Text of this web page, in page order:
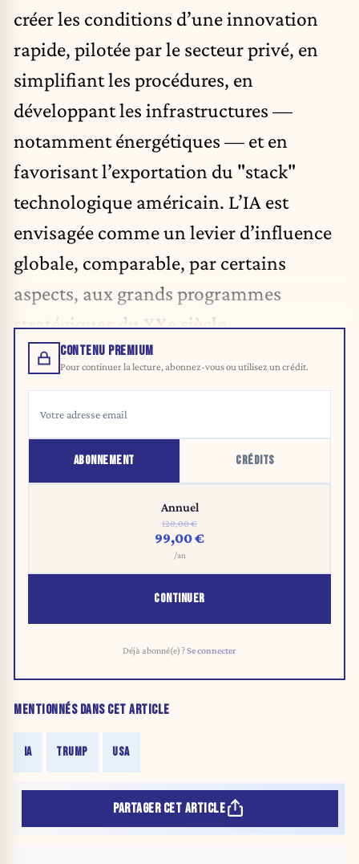
créer les conditions d’une innovation
rapide, pilotée par le secteur privé, en
simplifiant les procédures, en
développant les infrastructures —
notamment énergétiques — et en
favorisant l’exportation du "stack"
technologique américain. L’IA est
envisagée comme un levier d’influence
globale, comparable, par certains
aspects, aux grands programmes
stratégiques du XXe siècle.
CONTENU PREMIUM
Pour continuer la lecture, abonnez-vous ou utilisez un crédit.
ABONNEMENT CRÉDITS
Annuel
120,00 €
99,00 €
/an
CONTINUER
Déjà abonné(e) ?Se connecter
MENTIONNÉS DANS CET ARTICLE
IA TRUMP USA
PARTAGER CET ARTICLE